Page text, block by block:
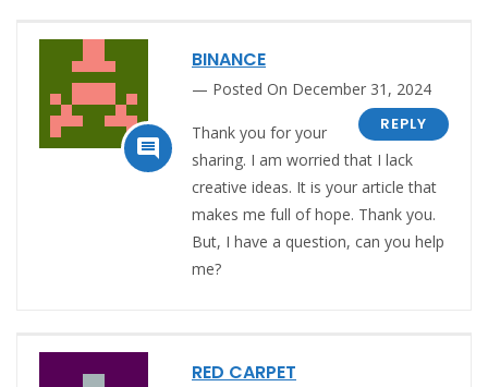

BINANCE
Posted On December 31, 2024
REPLY
Thank you for your
sharing. I am worried that I lack
creative ideas. It is your article that
makes me full of hope. Thank you.
But, I have a question, can you help
me?
RED CARPET